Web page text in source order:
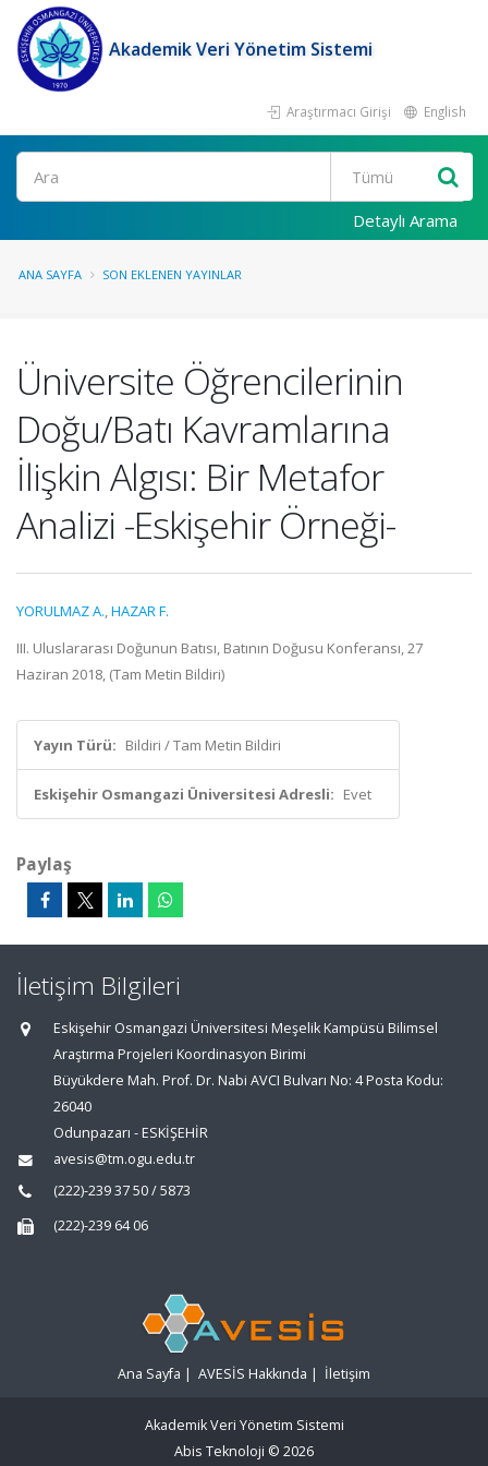
Akademik Veri Yönetim Sistemi
Araştırmacı Girişi English
Ara
Detaylı Arama
ANA SAYFA SON EKLENEN YAYINLAR
Üniversite Öğrencilerinin
Doğu/Batı Kavramlarına
İlişkin Algısı: Bir Metafor
Analizi -Eskişehir Örneği-
YORULMAZ A.,HAZAR F.
III. Uluslararası Doğunun Batısı, Batının Doğusu Konferansı, 27
Haziran 2018, (Tam Metin Bildiri)
Yayın Türü: Bildiri / Tam Metin Bildiri
Eskişehir Osmangazi Üniversitesi Adresli: Evet
Paylaş
İletişim Bilgileri
Eskişehir Osmangazi Üniversitesi Meşelik Kampüsü Bilimsel
Araştırma Projeleri Koordinasyon Birimi
Büyükdere Mah. Prof. Dr. Nabi AVCI Bulvarı No: 4 Posta Kodu:
26040
Odunpazarı - ESKİŞEHİR
avesis@tm.ogu.edu.tr
(222)-239 37 50 / 5873
(222)-239 64 06
Ana Sayfa | AVESİS Hakkında | İletişim
Akademik Veri Yönetim Sistemi
Abis Teknoloji © 2026